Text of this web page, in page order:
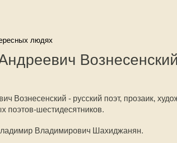
людях
Вознесенский
Вознесенский - русский поэт, прозаик,
поэтов-шестидесятников.
Владимирович Шахиджанян.